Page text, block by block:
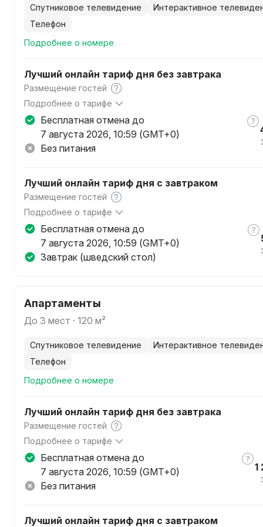
спутниковое телевидение интерактивное
телефон
Подробнее о номере
Лучший онлайн тариф дня без завтрака
Размещение гостей
Подробнее о тарифе
По данному тарифу в стоимость номера включены:
СЕГОДНЯ Вам будет предоставлен ПОДАРОК от отеля
ежедневно с 08:00 до 11:00, посещение тренажерного
Оплата в гостинице возможна ТОЛЬКО в белорусских
Для оплаты в иностранной валюте необходимо выбрать
карта" (только для нерезидентов РБ).
По предварительному согласованию с администрацией
домашними животными за дополнительную плату.
Бесплатная отмена до
7 августа 2026, 10:59 (GMT+0)
Без питания
Лучший онлайн тариф дня с завтраком
Размещение гостей
Подробнее о тарифе
По данному тарифу в стоимость номера включены:
бронировании СЕГОДНЯ Вам будет предоставлен
посещение аквазоны ежедневно с 08:00 до 11:00,
ежедневно с 08:00 до 17:00).
Для оплаты в иностранной валюте необходимо выбрать
карта" (только для нерезидентов РБ).
По предварительному согласованию с администрацией
домашними животными за дополнительную плату.
Бесплатная отмена до
7 августа 2026, 10:59 (GMT+0)
Завтрак (шведский стол)
Апартаменты
до 3 мест · 120 м²
спутниковое телевидение интерактивное
телефон
Подробнее о номере
Лучший онлайн тариф дня без завтрака
Размещение гостей
Подробнее о тарифе
По данному тарифу в стоимость номера включены:
СЕГОДНЯ Вам будет предоставлен ПОДАРОК от отеля
ежедневно с 08:00 до 11:00, посещение тренажерного
Оплата в гостинице возможна ТОЛЬКО в белорусских
Для оплаты в иностранной валюте необходимо выбрать
Бесплатная отмена до
7 августа 2026, 10:59 (GMT+0)
Без питания
1
Лучший онлайн тариф дня с завтраком